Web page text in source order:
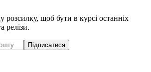
розсилку, щоб бути в курсі останніх
релізи.
Підписатися